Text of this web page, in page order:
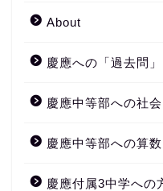
About
慶應への「過去問」
慶應中等部への社会
慶應中等部への算数
慶應付属3中学への